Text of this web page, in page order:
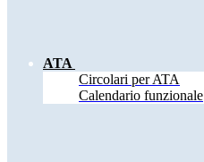
ATA
Circolari per ATA
Calendario funzionale